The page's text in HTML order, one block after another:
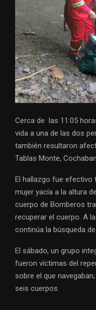
Cerca de las 11:05
vida a una de las dos
también resultaron
Tablas Monte,
El hallazgo fue efectivo
mujer yacía a la altura
cuerpo de Bomberos
recuperar el cuerpo. A
continúa la búsqueda
El sábado, un grupo
fueron víctimas del
sobre el que
seis cuerpos.